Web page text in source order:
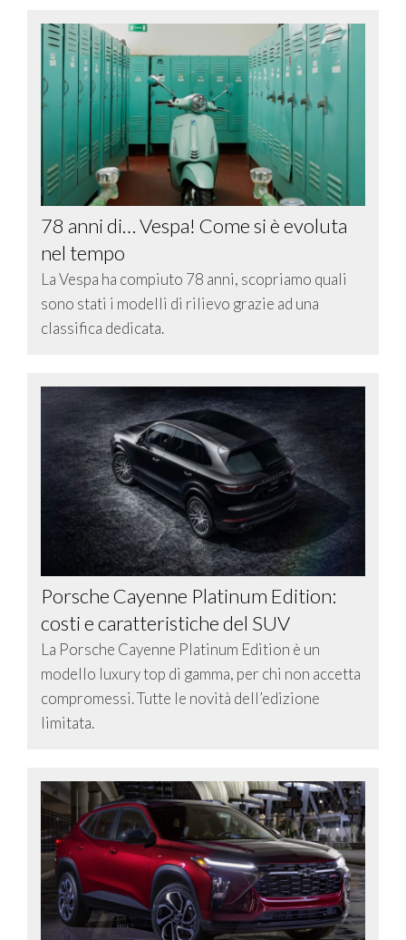
78 anni di… Vespa! Come si è evoluta
nel tempo
La Vespa ha compiuto 78 anni, scopriamo quali
sono stati i modelli di rilievo grazie ad una
classifica dedicata.
Porsche Cayenne Platinum Edition:
costi e caratteristiche del SUV
La Porsche Cayenne Platinum Edition è un
modello luxury top di gamma, per chi non accetta
compromessi. Tutte le novità dell’edizione
limitata.